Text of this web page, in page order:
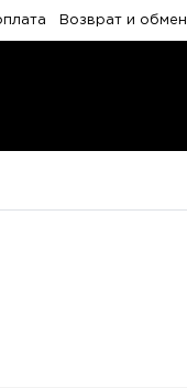
Возврат и обмен